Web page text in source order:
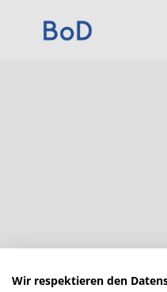
Wir respektieren den